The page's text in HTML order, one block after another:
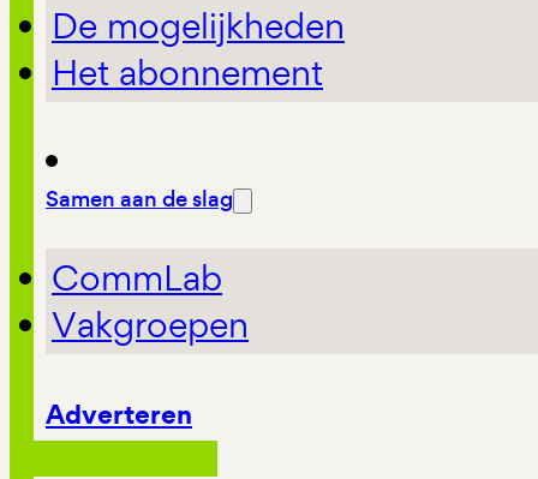
De mogelijkheden
Het abonnement
Samen aan de slag
CommLab
Vakgroepen
Adverteren